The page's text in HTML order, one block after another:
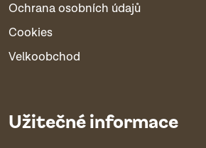
Ochrana osobních údajů
Cookies
Velkoobchod
Užitečné informace